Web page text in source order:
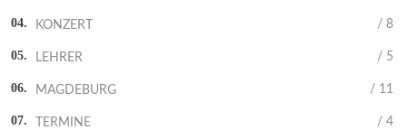
KONZERT / 8
LEHRER / 5
MAGDEBURG / 11
TERMINE / 4